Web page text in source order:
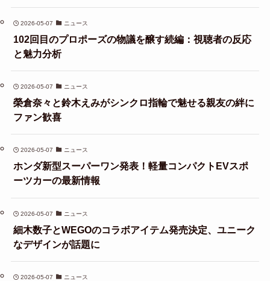
2026-05-07 ニュース
102回目のプロポーズの物議を醸す続編：視聴者の反応
と魅力分析
2026-05-07 ニュース
榮倉奈々と鈴木えみがシンクロ指輪で魅せる親友の絆に
ファン歓喜
2026-05-07 ニュース
ホンダ新型スーパーワン発表！軽量コンパクトEVスポ
ーツカーの最新情報
2026-05-07 ニュース
細木数子とWEGOのコラボアイテム発売決定、ユニーク
なデザインが話題に
2026-05-07 ニュース